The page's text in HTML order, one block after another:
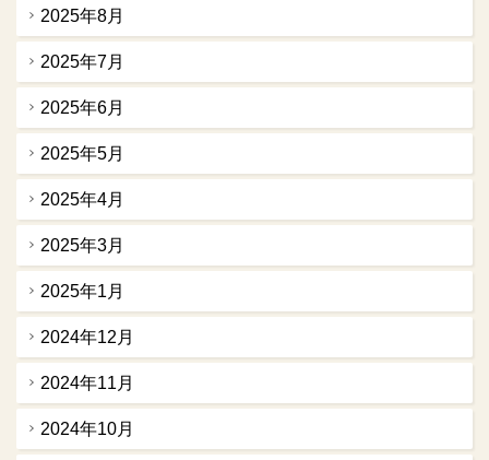
2025年8月
2025年7月
2025年6月
2025年5月
2025年4月
2025年3月
2025年1月
2024年12月
2024年11月
2024年10月